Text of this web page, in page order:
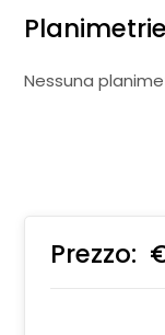
Planimetrie
Nessuna
Prezzo: